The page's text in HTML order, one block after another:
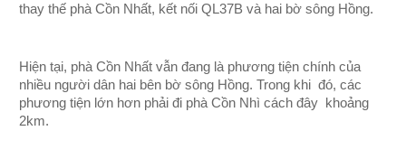
thay thế phà Cồn Nhất, kết nối QL37B và hai bờ sông Hồng.
Hiện tại, phà Cồn Nhất vẫn đang là phương tiện chính của
nhiều người dân hai bên bờ sông Hồng. Trong khi đó, các
phương tiện lớn hơn phải đi phà Cồn Nhì cách đây khoảng
2km.